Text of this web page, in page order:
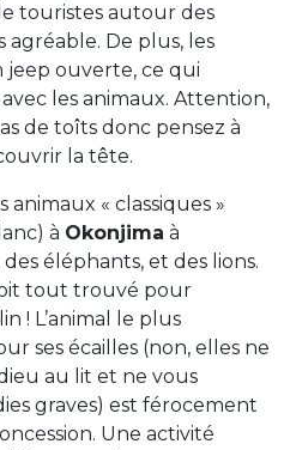
touristes autour des
agréable. De plus, les
jeep ouverte, ce qui
les animaux. Attention,
de toîts donc pensez à
la tête.
« classiques »
à Okonjima à
éléphants, et des lions.
tout trouvé pour
! L’animal le plus
ses écailles (non, elles ne
au lit et ne vous
graves) est férocement
Une activité